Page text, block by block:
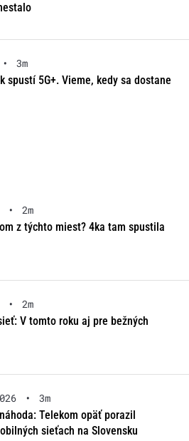
•
3m
spustí 5G+. Vieme, kedy sa dostane
•
2m
z týchto miest? 4ka tam spustila
•
2m
V tomto roku aj pre bežných
•
3m
Telekom opäť porazil
sieťach na Slovensku